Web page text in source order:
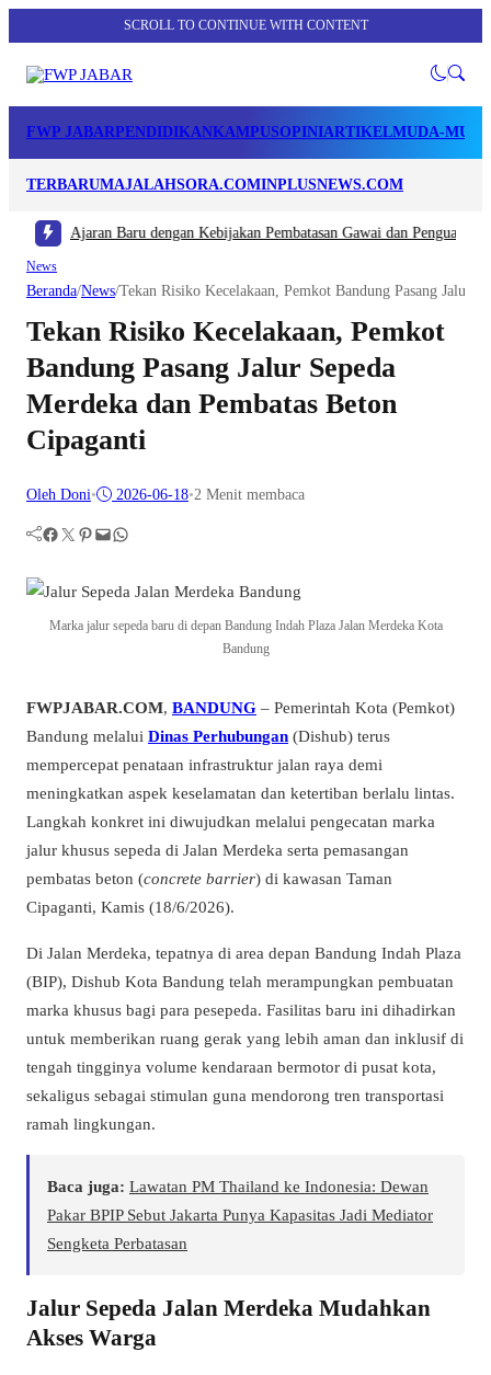
SCROLL TO CONTINUE WITH CONTENT
FWP JABARPENDIDIKANKAMPUSOPINIARTIKELMUDA-MUDI
TERBARUMAJALAHSORA.COMINPLUSNEWS.COM
Baru dengan Kebijakan Pembatasan Gawai dan Penguatan Kokurikuler
News
Beranda/News/Tekan Risiko Kecelakaan, Pemkot Bandung Pasang Jalur
Tekan Risiko Kecelakaan, Pemkot
Bandung Pasang Jalur Sepeda
Merdeka dan Pembatas Beton
Cipaganti
Oleh Doni• 2026-06-18•2 Menit membaca
Facebook Twitter Pinterest Mail WhatsApp
Marka jalur sepeda baru di depan Bandung Indah Plaza Jalan Merdeka Kota
Bandung
FWPJABAR.COM, BANDUNG – Pemerintah Kota (Pemkot)
Bandung melalui Dinas Perhubungan (Dishub) terus
mempercepat penataan infrastruktur jalan raya demi
meningkatkan aspek keselamatan dan ketertiban berlalu lintas.
Langkah konkret ini diwujudkan melalui pengecatan marka
jalur khusus sepeda di Jalan Merdeka serta pemasangan
pembatas beton (concrete barrier) di kawasan Taman
Cipaganti, Kamis (18/6/2026).
Di Jalan Merdeka, tepatnya di area depan Bandung Indah Plaza
(BIP), Dishub Kota Bandung telah merampungkan pembuatan
marka khusus bagi para pesepeda. Fasilitas baru ini dihadirkan
untuk memberikan ruang gerak yang lebih aman dan inklusif di
tengah tingginya volume kendaraan bermotor di pusat kota,
sekaligus sebagai stimulan guna mendorong tren transportasi
ramah lingkungan.
Baca juga: Lawatan PM Thailand ke Indonesia: Dewan
Pakar BPIP Sebut Jakarta Punya Kapasitas Jadi Mediator
Sengketa Perbatasan
Jalur Sepeda Jalan Merdeka Mudahkan
Akses Warga